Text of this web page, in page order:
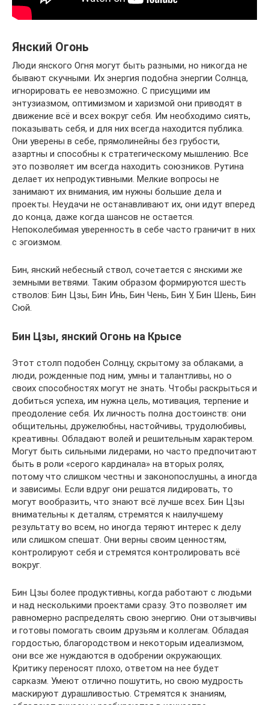
Янский Огонь
Люди янского Огня могут быть разными, но никогда не
бывают скучными. Их энергия подобна энергии Солнца,
игнорировать ее невозможно. С присущими им
энтузиазмом, оптимизмом и харизмой они приводят в
движение всё и всех вокруг себя. Им необходимо сиять,
показывать себя, и для них всегда находится публика.
Они уверены в себе, прямолинейны без грубости,
азартны и способны к стратегическому мышлению. Все
это позволяет им всегда находить союзников. Рутина
делает их непродуктивными. Мелкие вопросы не
занимают их внимания, им нужны большие дела и
проекты. Неудачи не останавливают их, они идут вперед
до конца, даже когда шансов не остается.
Непоколебимая уверенность в себе часто граничит в них
с эгоизмом.
Бин, янский небесный ствол, сочетается с янскими же
земными ветвями. Таким образом формируются шесть
стволов: Бин Цзы, Бин Инь, Бин Чень, Бин У, Бин Шень, Бин
Сюй.
Бин Цзы, янский Огонь на Крысе
Этот столп подобен Солнцу, скрытому за облаками, а
люди, рожденные под ним, умны и талантливы, но о
своих способностях могут не знать. Чтобы раскрыться и
добиться успеха, им нужна цель, мотивация, терпение и
преодоление себя. Их личность полна достоинств: они
общительны, дружелюбны, настойчивы, трудолюбивы,
креативны. Обладают волей и решительным характером.
Могут быть сильными лидерами, но часто предпочитают
быть в роли «серого кардинала» на вторых ролях,
потому что слишком честны и законопослушны, а иногда
и зависимы. Если вдруг они решатся лидировать, то
могут вообразить, что знают всё лучше всех. Бин Цзы
внимательны к деталям, стремятся к наилучшему
результату во всем, но иногда теряют интерес к делу
или слишком спешат. Они верны своим ценностям,
контролируют себя и стремятся контролировать всё
вокруг.
Бин Цзы более продуктивны, когда работают с людьми
и над несколькими проектами сразу. Это позволяет им
равномерно распределять свою энергию. Они отзывчивы
и готовы помогать своим друзьям и коллегам. Обладая
гордостью, благородством и некоторым идеализмом,
они все же нуждаются в одобрении окружающих.
Критику переносят плохо, ответом на нее будет
сарказм. Умеют отлично пошутить, но свою мудрость
маскируют дурашливостью. Стремятся к знаниям,